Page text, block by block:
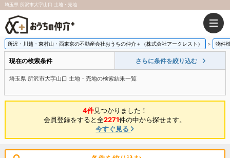
埼玉県 所沢市大字山口 土地・売地
所沢・川越・東村山・西東京の不動産会社おうちの仲介＋（株式会社アークレスト） 物件
現在の検索条件 さらに条件を絞り込む
埼玉県 所沢市大字山口 土地・売地の検索結果一覧
4件見つかりました！
会員登録をすると全2271件の中から探せます。
今すぐ見る